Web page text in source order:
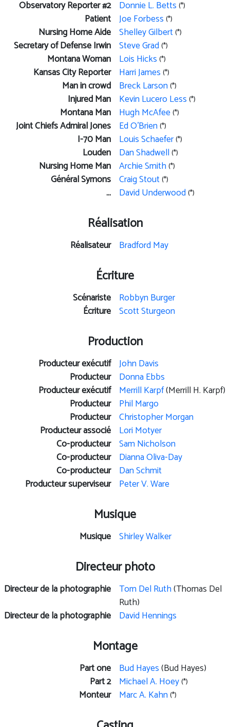
Observatory Reporter #2 Donnie L. Betts (*)
Patient Joe Forbess (*)
Nursing Home Aide Shelley Gilbert(*)
Secretary of Defense Irwin Steve Grad(*)
Montana Woman Lois Hicks (*)
Kansas City Reporter Harri James (*)
Man in crowd Breck Larson(*)
Injured Man Kevin Lucero Less (*)
Montana Man Hugh McAfee(*)
Joint Chiefs Admiral Jones Ed O'Brien(*)
I-70 Man Louis Schaefer(*)
Louden Dan Shadwell(*)
Nursing Home Man Archie Smith(*)
Général Symons Craig Stout(*)
... David Underwood(*)
Réalisation
Réalisateur Bradford May
Écriture
Scénariste Robbyn Burger
Écriture Scott Sturgeon
Production
Producteur exécutif John Davis
Producteur Donna Ebbs
Producteur exécutif Merrill Karpf(Merrill H. Karpf)
Producteur Phil Margo
Producteur Christopher Morgan
Producteur associé Lori Motyer
Co-producteur Sam Nicholson
Co-producteur Dianna Oliva-Day
Co-producteur Dan Schmit
Producteur superviseur Peter V. Ware
Musique
Musique Shirley Walker
Directeur photo
Directeur de la photographie Tom Del Ruth(Thomas Del
Ruth)
Directeur de la photographie David Hennings
Montage
Part one Bud Hayes(Bud Hayes)
Part 2 Michael A. Hoey(*)
Monteur Marc A. Kahn(*)